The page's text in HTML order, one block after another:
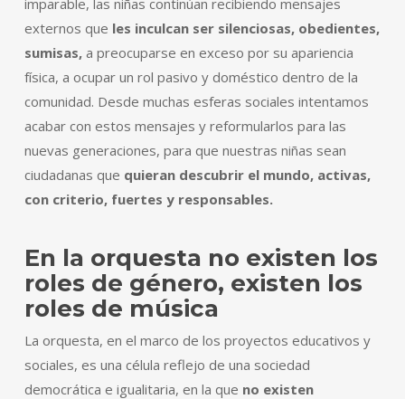
imparable, las niñas continúan recibiendo mensajes
externos que les inculcan ser silenciosas, obedientes,
sumisas, a preocuparse en exceso por su apariencia
física, a ocupar un rol pasivo y doméstico dentro de la
comunidad. Desde muchas esferas sociales intentamos
acabar con estos mensajes y reformularlos para las
nuevas generaciones, para que nuestras niñas sean
ciudadanas que quieran descubrir el mundo, activas,
con criterio, fuertes y responsables.
En la orquesta no existen los
roles de género, existen los
roles de música
La orquesta, en el marco de los proyectos educativos y
sociales, es una célula reflejo de una sociedad
democrática e igualitaria, en la que no existen